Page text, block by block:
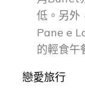
低。另外
Pane e
的輕食午
戀愛旅行